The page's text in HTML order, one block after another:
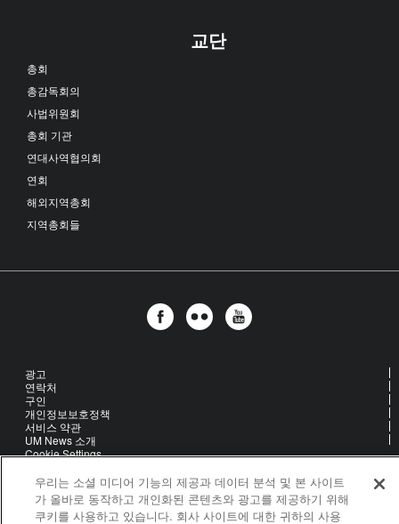
교단
총회
총감독회의
사법위원회
총회 기관
연대사역협의회
연회
해외지역총회
지역총회들
광고
연락처
구인
개인정보보호정책
서비스 약관
UM News 소개
Cookie Settings
United Methodist Communications is an agency of The United
Methodist Church
우리는 소셜 미디어 기능의 제공과 데이터 분석 및 본 사이트
가 올바로 동작하고 개인화된 콘텐츠와 광고를 제공하기 위해
쿠키를 사용하고 있습니다. 회사 사이트에 대한 귀하의 사용